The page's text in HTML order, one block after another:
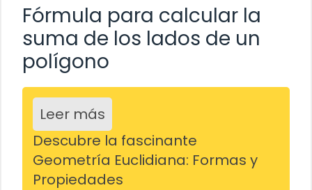
Fórmula para calcular la
suma de los lados de un
polígono
Leer más
Descubre la fascinante
Geometría Euclidiana: Formas y
Propiedades